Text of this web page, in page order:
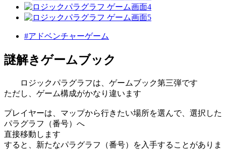
#アドベンチャーゲーム
謎解きゲームブック
ロジックパラグラフは、ゲームブック第三弾です
ただし、ゲーム構成がかなり違います
プレイヤーは、マップから行きたい場所を選んで、選択した
パラグラフ（番号）へ
直接移動します
すると、新たなパラグラフ（番号）を入手することがありま